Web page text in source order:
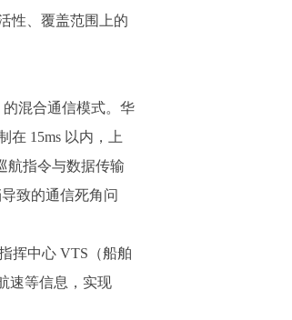
性、覆盖范围上的
混合通信模式。华
在 15ms 以内，上
航指令与数据传输
致的通信死角问
挥中心 VTS（船舶
速等信息，实现